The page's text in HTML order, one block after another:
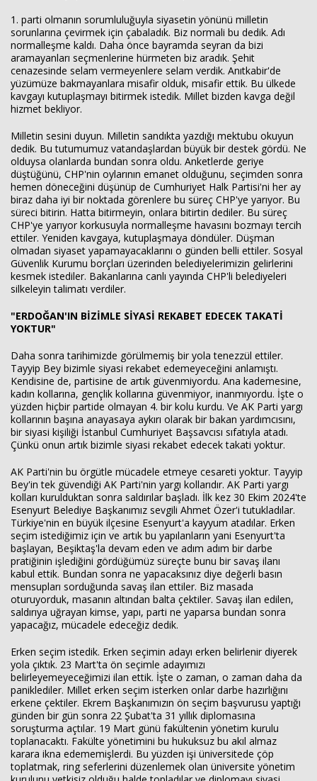
1. parti olmanın sorumluluğuyla siyasetin yönünü milletin
sorunlarına çevirmek için çabaladık. Biz normali bu dedik. Adı
normalleşme kaldı. Daha önce bayramda seyran da bizi
aramayanları seçmenlerine hürmeten biz aradık. Şehit
cenazesinde selam vermeyenlere selam verdik. Anıtkabir'de
yüzümüze bakmayanlara misafir olduk, misafir ettik. Bu ülkede
kavgayı kutuplaşmayı bitirmek istedik. Millet bizden kavga değil
hizmet bekliyor.
Milletin sesini duyun. Milletin sandıkta yazdığı mektubu okuyun
dedik. Bu tutumumuz vatandaşlardan büyük bir destek gördü. Ne
olduysa olanlarda bundan sonra oldu. Anketlerde geriye
düştüğünü, CHP'nin oylarının emanet olduğunu, seçimden sonra
hemen döneceğini düşünüp de Cumhuriyet Halk Partisi'ni her ay
biraz daha iyi bir noktada görenlere bu süreç CHP'ye yarıyor. Bu
süreci bitirin. Hatta bitirmeyin, onlara bitirtin dediler. Bu süreç
CHP'ye yarıyor korkusuyla normalleşme havasını bozmayı tercih
ettiler. Yeniden kavgaya, kutuplaşmaya döndüler. Düşman
olmadan siyaset yapamayacaklarını o günden belli ettiler. Sosyal
Güvenlik Kurumu borçları üzerinden belediyelerimizin gelirlerini
kesmek istediler. Bakanlarına canlı yayında CHP'li belediyeleri
silkeleyin talimatı verdiler.
"ERDOĞAN'IN BİZİMLE SİYASİ REKABET EDECEK TAKATİ
YOKTUR"
Daha sonra tarihimizde görülmemiş bir yola tenezzül ettiler.
Tayyip Bey bizimle siyasi rekabet edemeyeceğini anlamıştı.
Kendisine de, partisine de artık güvenmiyordu. Ana kademesine,
kadın kollarına, gençlik kollarına güvenmiyor, inanmıyordu. İşte o
yüzden hiçbir partide olmayan 4. bir kolu kurdu. Ve AK Parti yargı
kollarının başına anayasaya aykırı olarak bir bakan yardımcısını,
bir siyasi kişiliği İstanbul Cumhuriyet Başsavcısı sıfatıyla atadı.
Çünkü onun artık bizimle siyasi rekabet edecek takati yoktur.
AK Parti'nin bu örgütle mücadele etmeye cesareti yoktur. Tayyip
Bey'in tek güvendiği AK Parti'nin yargı kollarıdır. AK Parti yargı
kolları kurulduktan sonra saldırılar başladı. İlk kez 30 Ekim 2024'te
Esenyurt Belediye Başkanımız sevgili Ahmet Özer'i tutukladılar.
Türkiye'nin en büyük ilçesine Esenyurt'a kayyum atadılar. Erken
seçim istediğimiz için ve artık bu yapılanların yani Esenyurt'ta
başlayan, Beşiktaş'la devam eden ve adım adım bir darbe
pratiğinin işlediğini gördüğümüz süreçte bunu bir savaş ilanı
kabul ettik. Bundan sonra ne yapacaksınız diye değerli basın
mensupları sorduğunda savaş ilan ettiler. Biz masada
oturuyorduk, masanın altından balta çektiler. Savaş ilan edilen,
saldırıya uğrayan kimse, yapı, parti ne yaparsa bundan sonra
yapacağız, mücadele edeceğiz dedik.
Erken seçim istedik. Erken seçimin adayı erken belirlenir diyerek
yola çıktık. 23 Mart'ta ön seçimle adayımızı
belirleyemeyeceğimizi ilan ettik. İşte o zaman, o zaman daha da
paniklediler. Millet erken seçim isterken onlar darbe hazırlığını
erkene çektiler. Ekrem Başkanımızın ön seçim başvurusu yaptığı
günden bir gün sonra 22 Şubat'ta 31 yıllık diplomasına
soruşturma açtılar. 19 Mart günü fakültenin yönetim kurulu
toplanacaktı. Fakülte yönetimini bu hukuksuz bu akıl almaz
karara ikna edememişlerdi. Bu yüzden işi üniversitede çöp
toplatmak, ring seferlerini düzenlemek olan üniversite yönetim